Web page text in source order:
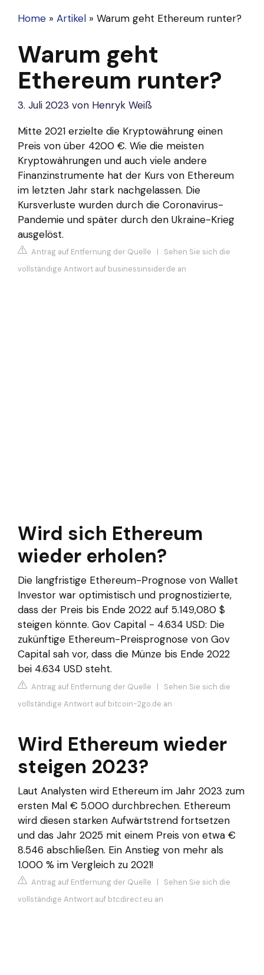
Home » Artikel » Warum geht Ethereum runter?
Warum geht
Ethereum runter?
3. Juli 2023 von Henryk Weiß
Mitte 2021 erzielte die Kryptowährung einen
Preis von über 4200 €. Wie die meisten
Kryptowährungen und auch viele andere
Finanzinstrumente hat der Kurs von Ethereum
im letzten Jahr stark nachgelassen. Die
Kursverluste wurden durch die Coronavirus-
Pandemie und später durch den Ukraine-Krieg
ausgelöst.
Antrag auf Entfernung der Quelle | Sehen Sie sich die
vollständige Antwort auf businessinsider.de an
Wird sich Ethereum
wieder erholen?
Die langfristige Ethereum-Prognose von Wallet
Investor war optimistisch und prognostizierte,
dass der Preis bis Ende 2022 auf 5.149,080 $
steigen könnte. Gov Capital - 4.634 USD: Die
zukünftige Ethereum-Preisprognose von Gov
Capital sah vor, dass die Münze bis Ende 2022
bei 4.634 USD steht.
Antrag auf Entfernung der Quelle | Sehen Sie sich die
vollständige Antwort auf bitcoin-2go.de an
Wird Ethereum wieder
steigen 2023?
Laut Analysten wird Ethereum im Jahr 2023 zum
ersten Mal € 5.000 durchbrechen. Ethereum
wird diesen starken Aufwärtstrend fortsetzen
und das Jahr 2025 mit einem Preis von etwa €
8.546 abschließen. Ein Anstieg von mehr als
1.000 % im Vergleich zu 2021!
Antrag auf Entfernung der Quelle | Sehen Sie sich die
vollständige Antwort auf btcdirect.eu an